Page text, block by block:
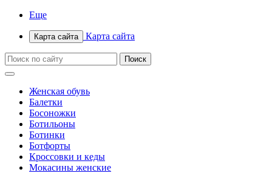
Еще
Карта сайта Карта сайта
Женская обувь
Балетки
Босоножки
Ботильоны
Ботинки
Ботфорты
Кроссовки и кеды
Мокасины женские